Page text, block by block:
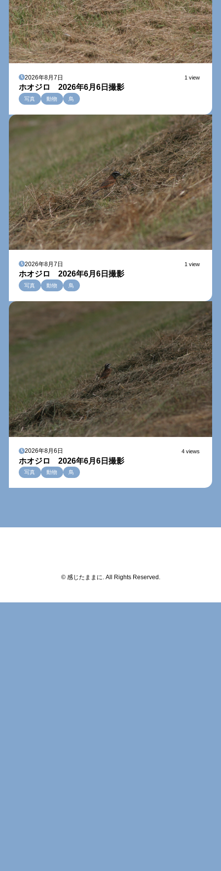
2026年8月7日 1 view
ホオジロ 2026年6月6日撮影
写真 動物 鳥
2026年8月7日 1 view
ホオジロ 2026年6月6日撮影
写真 動物 鳥
2026年8月6日 4 views
ホオジロ 2026年6月6日撮影
写真 動物 鳥
© 感じたままに. All Rights Reserved.